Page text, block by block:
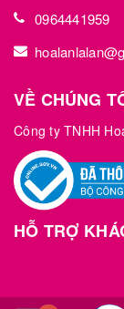
0964441959
VỀ CHÚNG
Công ty TNHH
HỖ TRỢ